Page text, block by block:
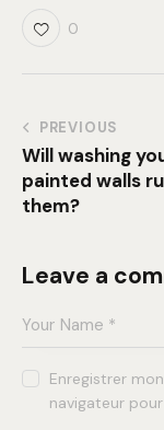
0
PREVIOUS
Will washing
painted walls
them?
Leave a
Enregistrer
navigateur